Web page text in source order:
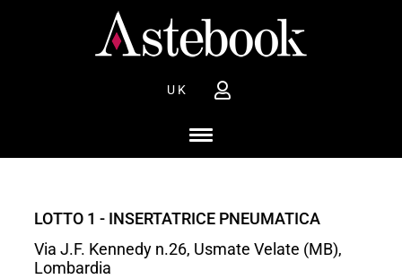
UK
LOTTO 1 - INSERTATRICE PNEUMATICA
Via J.F. Kennedy n.26, Usmate Velate (MB),
Lombardia